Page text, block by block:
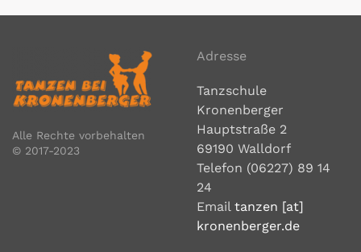
Alle Rechte vorbehalten
© 2017-2023
Adresse
Tanzschule
Kronenberger
Hauptstraße 2
69190 Walldorf
Telefon (06227) 89 14
24
Email tanzen [at]
kronenberger.de